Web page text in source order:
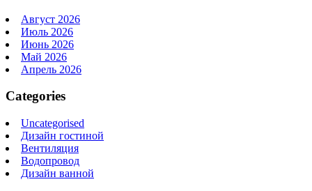
Август 2026
Июль 2026
Июнь 2026
Май 2026
Апрель 2026
Categories
Uncategorised
Дизайн гостиной
Вентиляция
Водопровод
Дизайн ванной